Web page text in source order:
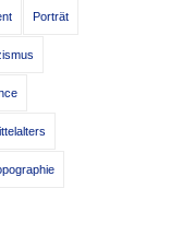
Porträt